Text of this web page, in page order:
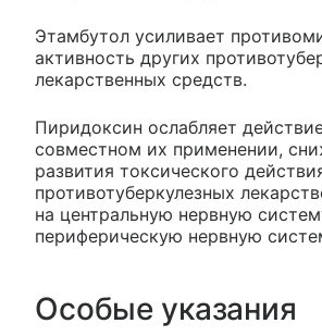
Этамбутол усиливает
активность других
лекарственных средств.
Пиридоксин ослабляет
совместном их применении,
развития токсического
противотуберкулезных
на центральную нервную
периферическую нервную
Особые указания